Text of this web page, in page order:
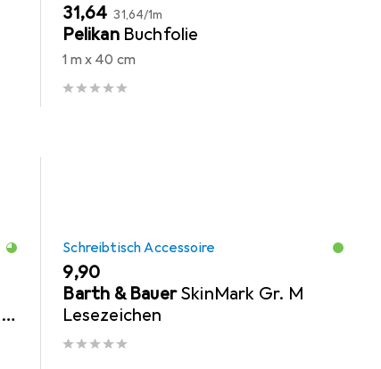
EUR
31,64 EUR
31,64/1m
Pelikan Buchfolie
1 m x 40 cm
Schreibtisch Accessoire
EUR
9,90
Barth & Bauer SkinMark Gr. M
Lesezeichen